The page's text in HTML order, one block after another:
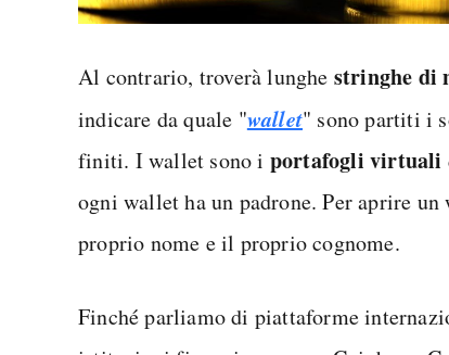
Al contrario, troverà lunghe stringhe di
indicare da quale "wallet" sono partiti i
finiti. I wallet sono i portafogli virtuali
ogni wallet ha un padrone. Per aprire
proprio nome e il proprio cognome.
Finché parliamo di piattaforme